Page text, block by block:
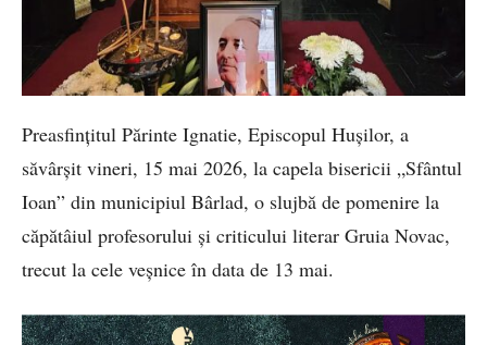
Preasfințitul Părinte Ignatie, Episcopul Hușilor, a
săvârșit vineri, 15 mai 2026, la capela bisericii „Sfântul
Ioan” din municipiul Bârlad, o slujbă de pomenire la
căpătâiul profesorului și criticului literar Gruia Novac,
trecut la cele veșnice în data de 13 mai.